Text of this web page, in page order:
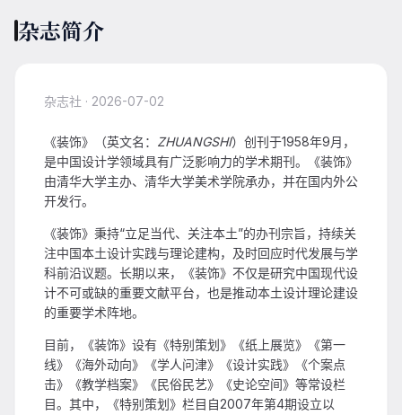
杂志简介
杂志社 · 2026-07-02
《装饰》（英文名： ZHUANGSHI）创刊于1958年9月，
是中国设计学领域具有广泛影响力的学术期刊。《装饰》
由清华大学主办、清华大学美术学院承办，并在国内外公
开发行。
《装饰》秉持“立足当代、关注本土”的办刊宗旨，持续关
注中国本土设计实践与理论建构，及时回应时代发展与学
科前沿议题。长期以来，《装饰》不仅是研究中国现代设
计不可或缺的重要文献平台，也是推动本土设计理论建设
的重要学术阵地。
目前，《装饰》设有《特别策划》《纸上展览》《第一
线》《海外动向》《学人问津》《设计实践》《个案点
击》《教学档案》《民俗民艺》《史论空间》等常设栏
目。其中，《特别策划》栏目自2007年第4期设立以